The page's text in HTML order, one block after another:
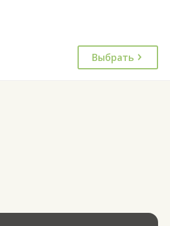
Выбрать